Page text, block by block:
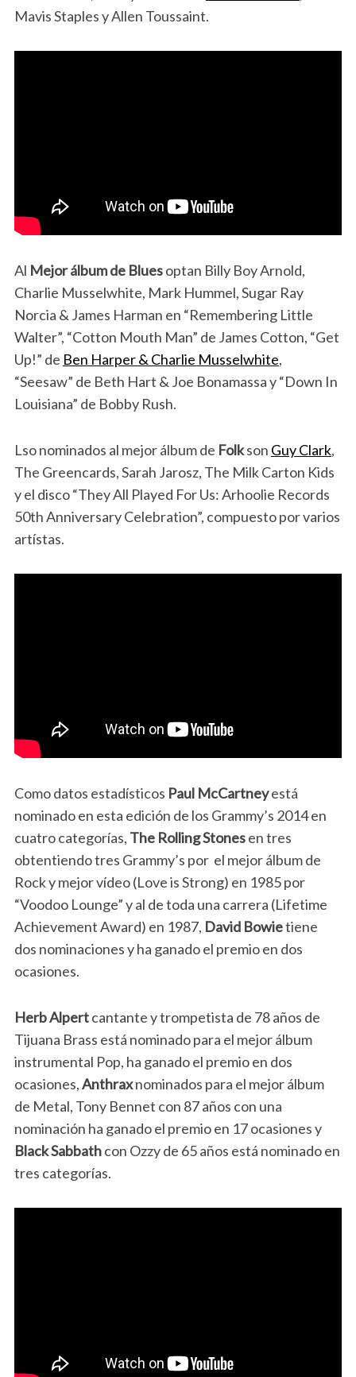
Mavis Staples y Allen Toussaint.
Al Mejor álbum de Bluesoptan Billy Boy Arnold,
Charlie Musselwhite, Mark Hummel, Sugar Ray
Norcia & James Harman en “Remembering Little
Walter”, “Cotton Mouth Man” de James Cotton, “Get
Up!” de Ben Harper & Charlie Musselwhite,
“Seesaw” de Beth Hart & Joe Bonamassa y “Down In
Louisiana” de Bobby Rush.
Lso nominados al mejor álbum de Folkson Guy Clark,
The Greencards, Sarah Jarosz, The Milk Carton Kids
y el disco “They All Played For Us: Arhoolie Records
50th Anniversary Celebration”, compuesto por varios
artístas.
Como datos estadísticos Paul McCartneyestá
nominado en esta edición de los Grammy’s 2014 en
cuatro categorías, The Rolling Stonesen tres
obtentiendo tres Grammy’s por el mejor álbum de
Rock y mejor vídeo (Love is Strong) en 1985 por
“Voodoo Lounge” y al de toda una carrera (Lifetime
Achievement Award) en 1987, David Bowietiene
dos nominaciones y ha ganado el premio en dos
ocasiones.
Herb Alpertcantante y trompetista de 78 años de
Tijuana Brass está nominado para el mejor álbum
instrumental Pop, ha ganado el premio en dos
ocasiones,Anthraxnominados para el mejor álbum
de Metal, Tony Bennet con 87 años con una
nominación ha ganado el premio en 17 ocasiones y
Black Sabbathcon Ozzy de 65 años está nominado en
tres categorías.